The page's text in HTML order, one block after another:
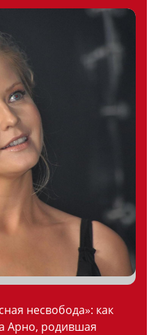
несвобода»: как
Арно, родившая